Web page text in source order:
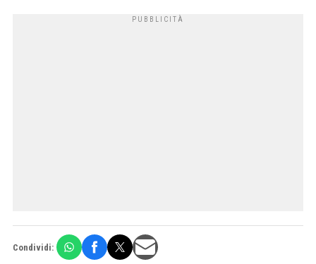
Condividi: